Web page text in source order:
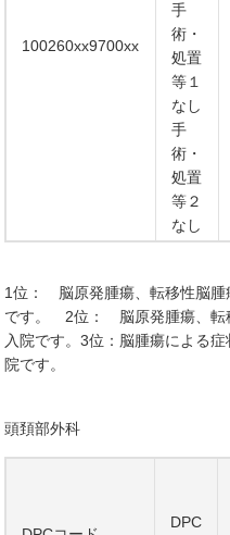
100260xx9700xx
手
術・
処置
等１
なし
手
術・
処置
等２
なし
1位： 脳原発腫瘍、転移性脳腫
です。 2位： 脳原発腫瘍、転
入院です。3位：脳腫瘍による
院です。
頭頚部外科
DPC